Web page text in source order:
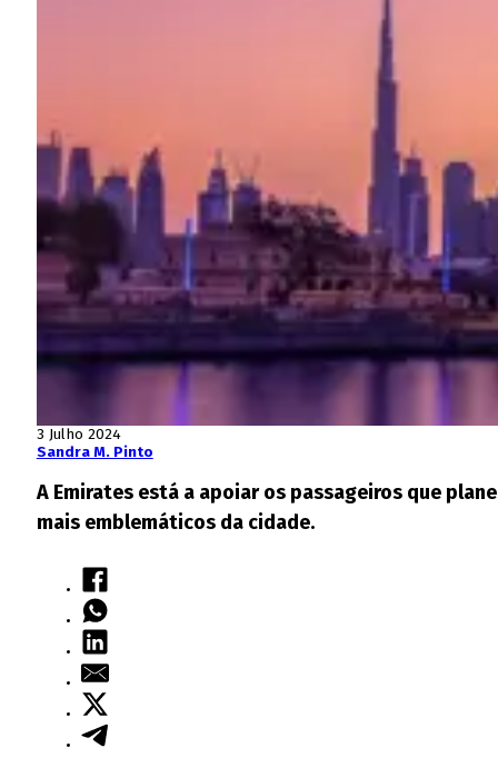
3 Julho 2024
Sandra M. Pinto
A Emirates está a apoiar os passageiros que
mais emblemáticos da cidade.